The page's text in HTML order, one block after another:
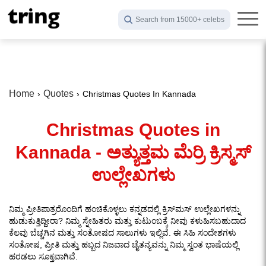
Search from 15000+ celebs
Home Quotes Christmas Quotes In Kannada
Christmas Quotes in
Kannada - ಅತ್ಯುತ್ತಮ ಮೆರ್ರಿ ಕ್ರಿಸ್ಮಸ್
ಉಲ್ಲೇಖಗಳು
ನಿಮ್ಮ ಪ್ರೀತಿಪಾತ್ರರೊಂದಿಗೆ ಹಂಚಿಕೊಳ್ಳಲು ಕನ್ನಡದಲ್ಲಿ ಕ್ರಿಸ್‌ಮಸ್ ಉಲ್ಲೇಖಗಳನ್ನು
ಹುಡುಕುತ್ತಿದ್ದೀರಾ? ನಿಮ್ಮ ಸ್ನೇಹಿತರು ಮತ್ತು ಕುಟುಂಬಕ್ಕೆ ನೀವು ಕಳುಹಿಸಬಹುದಾದ
ಕೆಲವು ಬೆಚ್ಚಗಿನ ಮತ್ತು ಸಂತೋಷದ ಸಾಲುಗಳು ಇಲ್ಲಿವೆ. ಈ ಸಿಹಿ ಸಂದೇಶಗಳು
ಸಂತೋಷ, ಪ್ರೀತಿ ಮತ್ತು ಹಬ್ಬದ ನಿಜವಾದ ಚೈತನ್ಯವನ್ನು ನಿಮ್ಮ ಸ್ವಂತ ಭಾಷೆಯಲ್ಲಿ
ಹರಡಲು ಸೂಕ್ತವಾಗಿವೆ.